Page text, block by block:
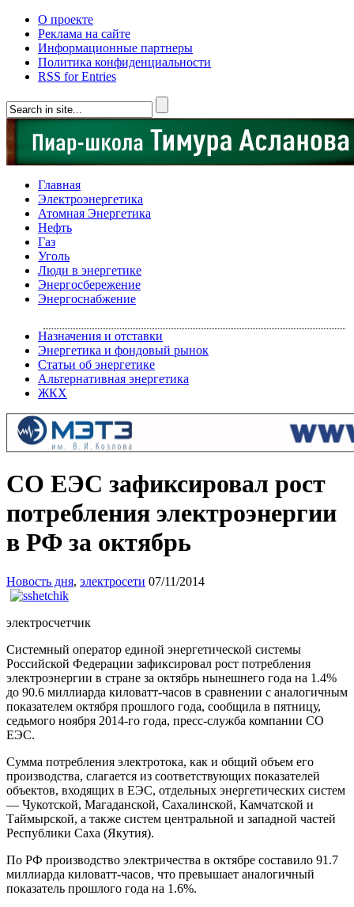
О проекте
Реклама на сайте
Информационные партнеры
Политика конфиденциальности
RSS for Entries
Главная
Электроэнергетика
Атомная Энергетика
Нефть
Газ
Уголь
Люди в энергетике
Энергосбережение
Энергоснабжение
Назначения и отставки
Энергетика и фондовый рынок
Статьи об энергетике
Альтернативная энергетика
ЖКХ
СО ЕЭС зафиксировал рост
потребления электроэнергии
в РФ за октябрь
Новость дня, электросети 07/11/2014
электросчетчик
Системный оператор единой энергетической системы
Российской Федерации зафиксировал рост потребления
электроэнергии в стране за октябрь нынешнего года на 1.4%
до 90.6 миллиарда киловатт-часов в сравнении с аналогичным
показателем октября прошлого года, сообщила в пятницу,
седьмого ноября 2014-го года, пресс-служба компании СО
ЕЭС.
Сумма потребления электротока, как и общий объем его
производства, слагается из соответствующих показателей
объектов, входящих в ЕЭС, отдельных энергетических систем
— Чукотской, Магаданской, Сахалинской, Камчатской и
Таймырской, а также систем центральной и западной частей
Республики Саха (Якутия).
По РФ производство электричества в октябре составило 91.7
миллиарда киловатт-часов, что превышает аналогичный
показатель прошлого года на 1.6%.